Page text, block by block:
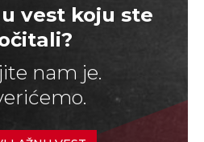
vest koju ste
nam je.